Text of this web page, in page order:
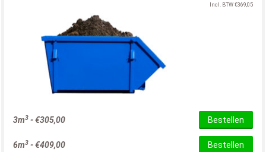
Incl. BTW €369,05
3m3 -€305,00 Bestellen
6m3 -€409,00 Bestellen